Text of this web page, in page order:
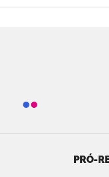
PRÓ-